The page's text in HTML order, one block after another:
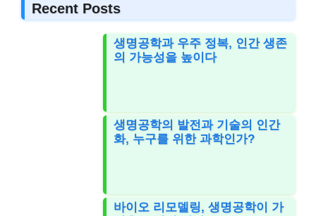
Recent Posts
생명공학과 우주 정복, 인간 생존
의 가능성을 높이다
생명공학의 발전과 기술의 인간
화, 누구를 위한 과학인가?
바이오 리모델링, 생명공학이 가